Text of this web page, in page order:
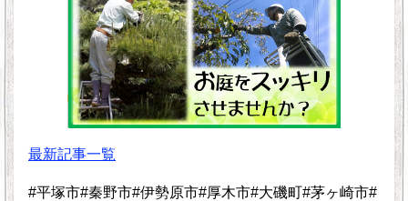
最新記事一覧
#平塚市#秦野市#伊勢原市#厚木市#大磯町#茅ヶ崎市#